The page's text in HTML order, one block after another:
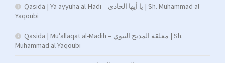
Qasida | Ya ayyuha al-Hadi – يا أيها الحادي | Sh. Muhammad al-
Yaqoubi
Qasida | Mu’allaqat al-Madih – معلقة المديح النبوي | Sh.
Muhammad al-Yaqoubi